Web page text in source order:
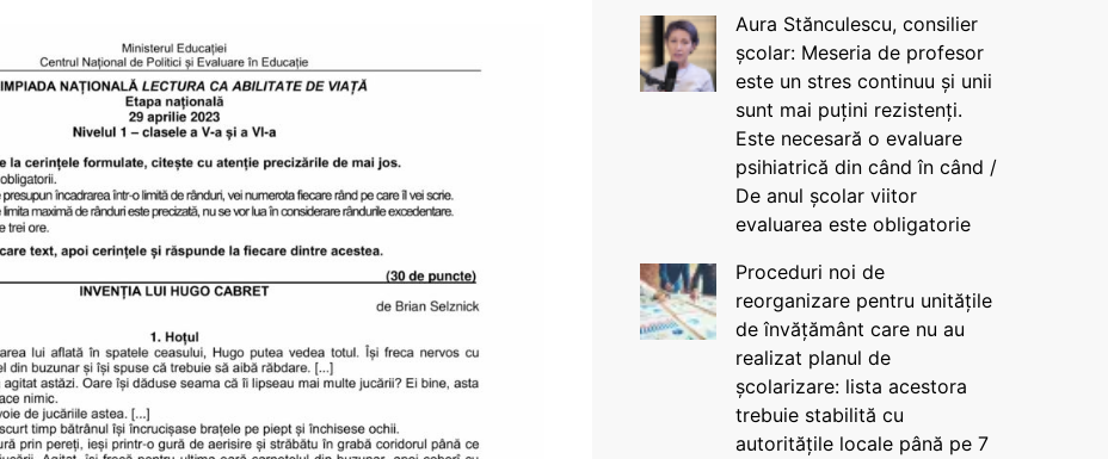
Aura Stănculescu, consilier
școlar: Meseria de profesor
este un stres continuu și unii
sunt mai puțini rezistenți.
Este necesară o evaluare
psihiatrică din când în când /
De anul școlar viitor
evaluarea este obligatorie
Proceduri noi de
reorganizare pentru unitățile
de învățământ care nu au
realizat planul de
școlarizare: lista acestora
trebuie stabilită cu
autoritățile locale până pe 7